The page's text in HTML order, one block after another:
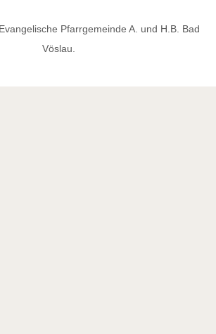
Pfarrgemeinde A. und H.B. Bad
Vöslau.